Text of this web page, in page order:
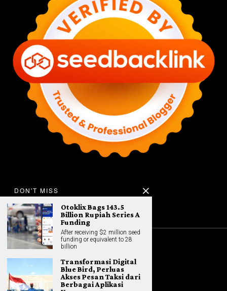
DON'T MISS
Otoklix Bags 143.5
Billion Rupiah Series A
Funding
After receiving $2 million seed
funding or equivalent to 28
billion
Transformasi Digital
Blue Bird, Perluas
Akses Pesan Taksi dari
Berbagai Aplikasi